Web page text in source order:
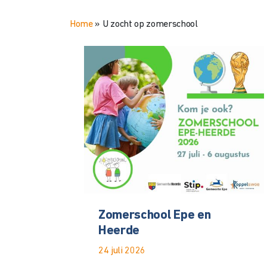
Home» U zocht op zomerschool
Zomerschool Epe en
Heerde
24 juli 2026